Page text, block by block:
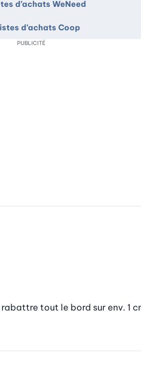
tout le bord sur env. 1
d’achats WeNeed
d’achats Coop
PUBLICITÉ